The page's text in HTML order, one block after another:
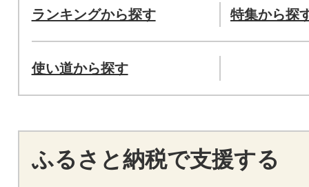
ランキングから探す 特集から探
使い道から探す
ふるさと納税で支援する